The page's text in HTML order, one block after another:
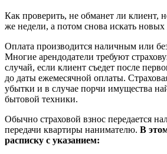
Как проверить, не обманет ли клиент,
же недели, а потом снова искать
Оплата производится наличным или
Многие арендодатели требуют
случай, если клиент съедет после
до даты ежемесячной оплаты.
убытки и в случае порчи имущества
бытовой техники.
Обычно страховой взнос передается
передачи квартиры нанимателю. В
расписку с указанием: